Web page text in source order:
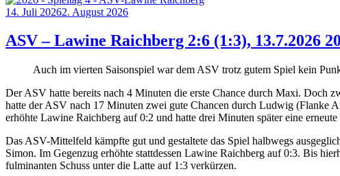
Posted
14. Juli 20262. August 2026
ASV – Lawine Raichberg 2:6 (1:3), 13.7.2026
Auch im vierten Saisonspiel war dem ASV trotz gutem Spiel kein
Der ASV hatte bereits nach 4 Minuten die erste Chance durch Maxi. Doch
hatte der ASV nach 17 Minuten zwei gute Chancen durch Ludwig (Flanke
erhöhte Lawine Raichberg auf 0:2 und hatte drei Minuten später eine
Das ASV-Mittelfeld kämpfte gut und gestaltete das Spiel halbwegs
Simon. Im Gegenzug erhöhte stattdessen Lawine Raichberg auf 0:3. Bis
fulminanten Schuss unter die Latte auf 1:3 verkürzen.